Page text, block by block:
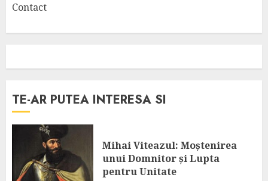
Contact
TE-AR PUTEA INTERESA SI
Mihai Viteazul: Moștenirea
unui Domnitor și Lupta
pentru Unitate